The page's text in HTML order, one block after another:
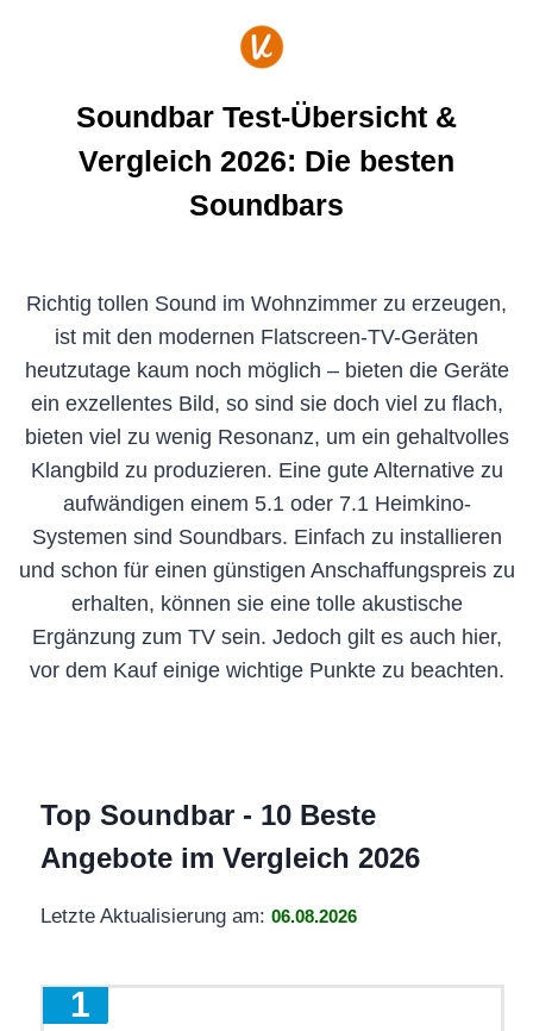
Soundbar Test-Übersicht &
Vergleich 2026: Die besten
Soundbars
Richtig tollen Sound im Wohnzimmer zu erzeugen,
ist mit den modernen Flatscreen-TV-Geräten
heutzutage kaum noch möglich – bieten die Geräte
ein exzellentes Bild, so sind sie doch viel zu flach,
bieten viel zu wenig Resonanz, um ein gehaltvolles
Klangbild zu produzieren. Eine gute Alternative zu
aufwändigen einem 5.1 oder 7.1 Heimkino-
Systemen sind Soundbars. Einfach zu installieren
und schon für einen günstigen Anschaffungspreis zu
erhalten, können sie eine tolle akustische
Ergänzung zum TV sein. Jedoch gilt es auch hier,
vor dem Kauf einige wichtige Punkte zu beachten.
Top Soundbar - 10 Beste
Angebote im Vergleich 2026
Letzte Aktualisierung am: 06.08.2026